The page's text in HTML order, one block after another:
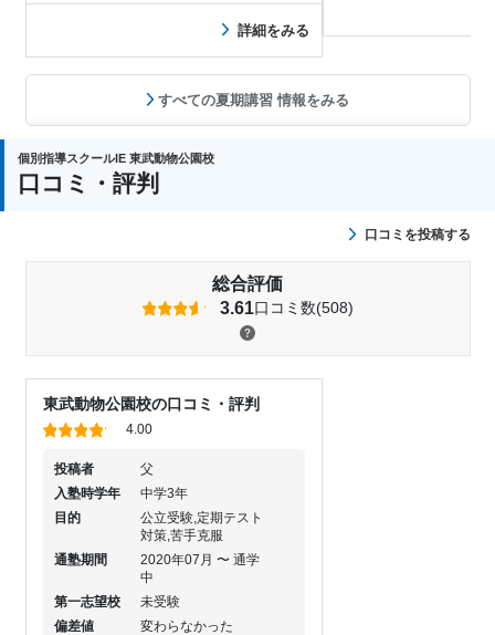
ペー…
詳細をみる
すべての夏期講習 情報をみる
個別指導スクールIE 東武動物公園校
口コミ・評判
口コミを投稿する
総合評価
3.61口コミ数(508)
東武動物公園校の口コミ・評判
4.00
投稿者
父
入塾時学年
中学3年
目的
公立受験,定期テスト
対策,苦手克服
通塾期間
2020年07月 〜 通学
中
第一志望校
未受験
偏差値
変わらなかった